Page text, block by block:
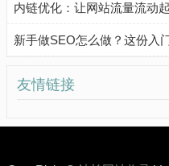
内链优化：让网站流量流动
新手做SEO怎么做？这份入
友情链接